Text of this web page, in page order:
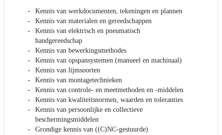
Kennis van werkdocumenten, tekeningen en plannen
Kennis van materialen en gereedschappen
Kennis van elektrisch en pneumatisch
handgereedschap
Kennis van bewerkingsmethodes
Kennis van opspansystemen (manueel en machinaal)
Kennis van lijmsoorten
Kennis van montagetechnieken
Kennis van controle- en meetmethoden en -middelen
Kennis van kwaliteitsnormen, waarden en toleranties
Kennis van persoonlijke en collectieve
beschermingsmiddelen
Grondige kennis van ((C)NC-gestuurde)